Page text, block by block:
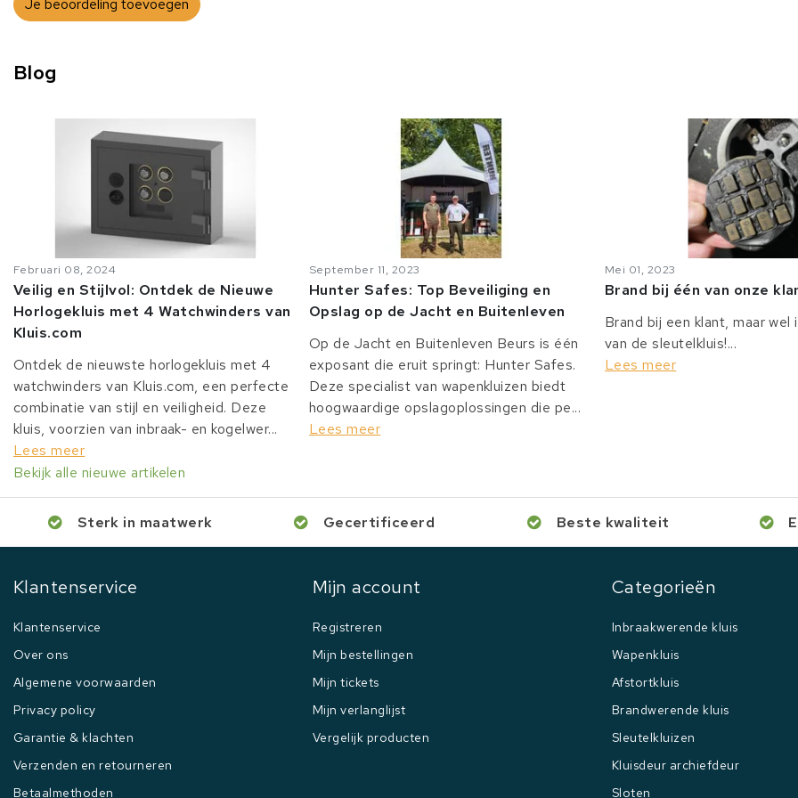
Je beoordeling toevoegen
Blog
Februari 08, 2024
Veilig en Stijlvol: Ontdek de Nieuwe
Horlogekluis met 4 Watchwinders van
Kluis.com
Ontdek de nieuwste horlogekluis met 4
watchwinders van Kluis.com, een perfecte
combinatie van stijl en veiligheid. Deze
kluis, voorzien van inbraak- en kogelwer...
Lees meer
September 11, 2023
Hunter Safes: Top Beveiliging en
Opslag op de Jacht en Buitenleven
Op de Jacht en Buitenleven Beurs is één
exposant die eruit springt: Hunter Safes.
Deze specialist van wapenkluizen biedt
hoogwaardige opslagoplossingen die pe...
Lees meer
Mei 01, 2023
Brand bij één van onze
Brand bij een klant, maar wel
van de sleutelkluis!...
Lees meer
Bekijk alle nieuwe artikelen
Sterk in maatwerk Gecertificeerd Beste kwaliteit
Klantenservice
Klantenservice
Over ons
Algemene voorwaarden
Privacy policy
Garantie & klachten
Verzenden en retourneren
Betaalmethoden
Mijn account
Registreren
Mijn bestellingen
Mijn tickets
Mijn verlanglijst
Vergelijk producten
Categorieën
Inbraakwerende kluis
Wapenkluis
Afstortkluis
Brandwerende kluis
Sleutelkluizen
Kluisdeur archiefdeur
Sloten